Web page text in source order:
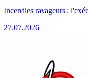
Incendies ravageurs :
27.07.2026